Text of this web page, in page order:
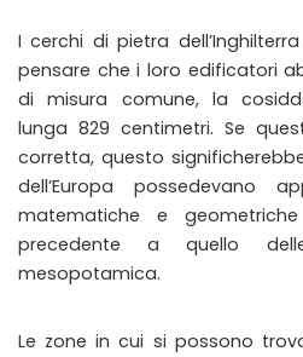
I cerchi di pietra
pensare che i loro edificatori
di misura comune, la
lunga 829 centimetri. Se
corretta, questo
dell’Europa possedevano
matematiche e
precedente a quello
mesopotamica.
Le zone in cui si possono